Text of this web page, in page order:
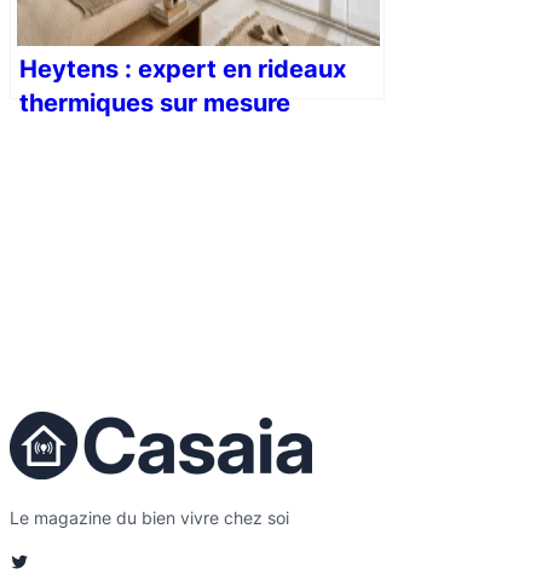
Heytens : expert en rideaux
thermiques sur mesure
Le magazine du bien vivre chez soi
Twitter